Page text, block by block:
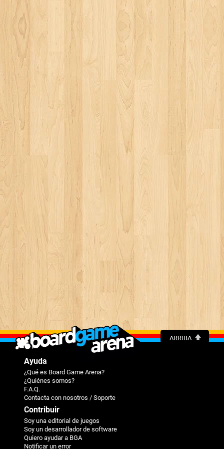
ARRIBA
Ayuda
¿Qué es Board Game Arena?
¿Quiénes somos?
F.A.Q.
Contacta con nosotros / Soporte
Contribuir
Soy una editorial de juegos
Soy un desarrollador de software
Quiero ayudar a BGA
Notificar un error